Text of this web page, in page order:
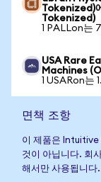
Tokenized)
Tokenized)
1 PALLon는
USA Rare
Machines
1 USARon는
면책 조항
이 제품은 Intuitive
것이 아닙니다. 회
해서만 사용됩니다.